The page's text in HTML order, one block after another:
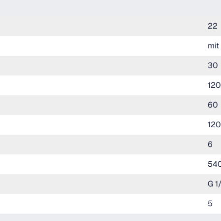
22
mit
30
120
60
120
6
G
5